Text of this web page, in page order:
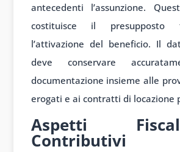
antecedenti l’assunzione.
costituisce il presupposto
l’attivazione del beneficio. Il
deve conservare
documentazione insieme alle
erogati e ai contratti di locazione
Aspetti
Contributivi